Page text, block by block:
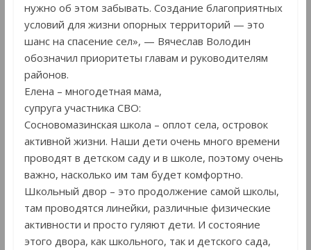
нужно об этом забывать. Создание благоприятных
условий для жизни опорных территорий — это
шанс на спасение сел», — Вячеслав Володин
обозначил приоритеты главам и руководителям
районов.
Елена – многодетная мама,
супруга участника СВО:
Сосновомазинская школа – оплот села, островок
активной жизни. Наши дети очень много времени
проводят в детском саду и в школе, поэтому очень
важно, насколько им там будет комфортно.
Школьный двор – это продолжение самой школы,
там проводятся линейки, различные физические
активности и просто гуляют дети. И состояние
этого двора, как школьного, так и детского сада,